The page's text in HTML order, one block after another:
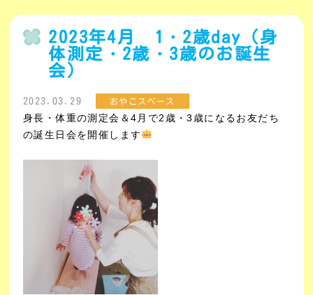
2023年4月 1・2歳day（身
体測定・2歳・3歳のお誕生
会）
2023.03.29 おやこスペース
身長・体重の測定会＆4月で2歳・3歳になるお友だち
の誕生日会を開催します